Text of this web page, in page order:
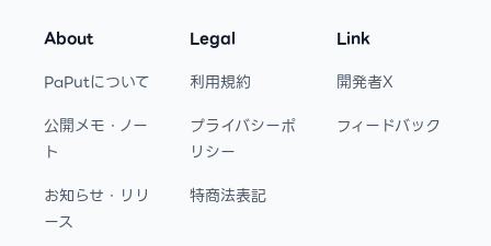
About
PaPutについて
公開メモ・ノー
ト
お知らせ・リリ
ース
Legal
利用規約
プライバシーポ
リシー
特商法表記
Link
開発者X
フィードバック